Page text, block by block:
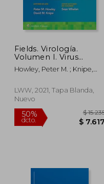
$ 1.238
Fields. Virología.
Volumen I. Virus
Emergentes
Howley, Peter M. ; Knipe,
LWW, 2021, Tapa Blanda,
Nuevo